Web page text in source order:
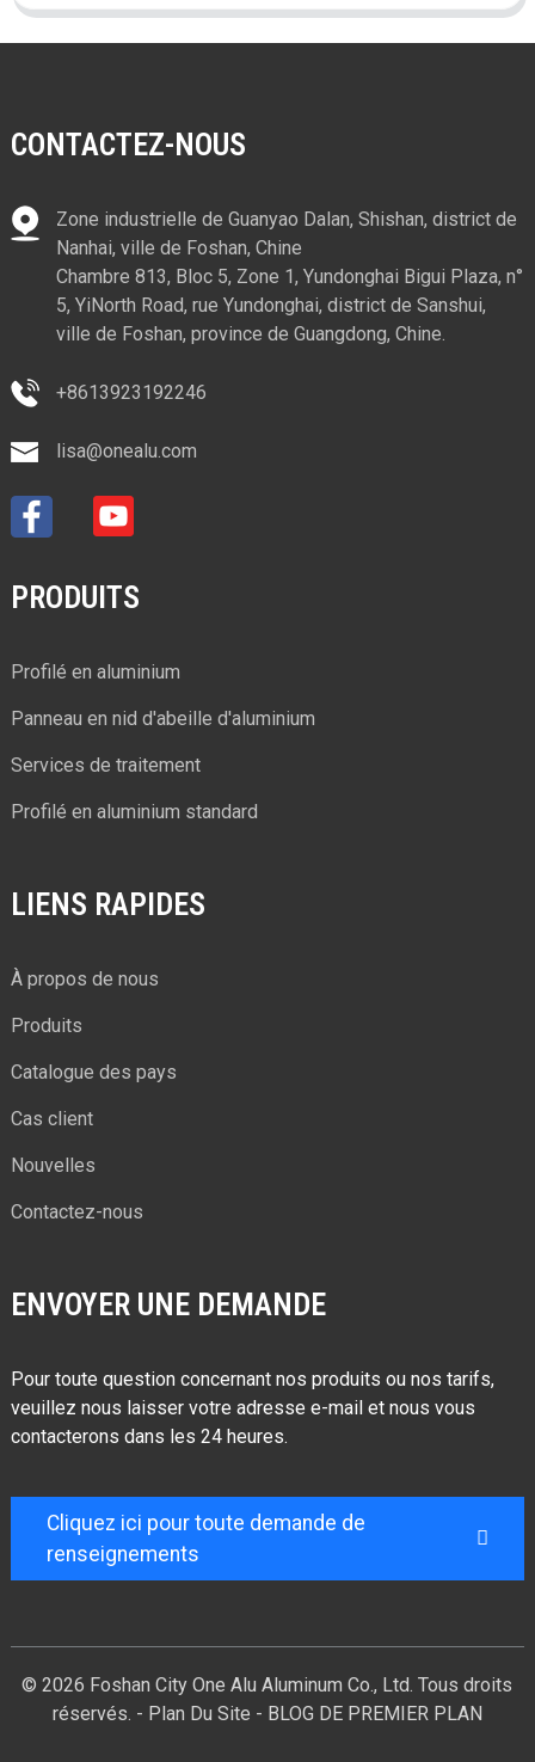
CONTACTEZ-NOUS
Zone industrielle de Guanyao Dalan, Shishan, district de
Nanhai, ville de Foshan, Chine
Chambre 813, Bloc 5, Zone 1, Yundonghai Bigui Plaza, n°
5, YiNorth Road, rue Yundonghai, district de Sanshui,
ville de Foshan, province de Guangdong, Chine.
+8613923192246
lisa@onealu.com
PRODUITS
Profilé en aluminium
Panneau en nid d'abeille d'aluminium
Services de traitement
Profilé en aluminium standard
LIENS RAPIDES
À propos de nous
Produits
Catalogue des pays
Cas client
Nouvelles
Contactez-nous
ENVOYER UNE DEMANDE
Pour toute question concernant nos produits ou nos tarifs,
veuillez nous laisser votre adresse e-mail et nous vous
contacterons dans les 24 heures.
Cliquez ici pour toute demande de
renseignements
© 2026 Foshan City One Alu Aluminum Co., Ltd. Tous droits
réservés. - Plan Du Site - BLOG DE PREMIER PLAN